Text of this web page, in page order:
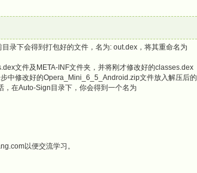
录下会得到打包好的文件，名为: out.dex，将其重命名为
文件及META-INF文件夹，并将刚才修改好的classes.dex
中修改好的Opera_Mini_6_5_Android.zip文件放入解压后的
在Auto-Sign目录下，你会得到一个名为
以便交流学习。